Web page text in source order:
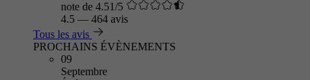
note de 4.51/5
4.5 — 464 avis
Tous les avis
PROCHAINS ÉVÈNEMENTS
09
Septembre